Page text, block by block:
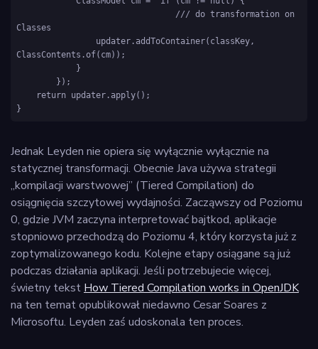
Classes
ClassContents.of(cm));
Jednak Leyden nie opiera się wyłącznie wyłącznie na
statycznej transformacji. Obecnie Java używa strategii
„kompilacji warstwowej” (Tiered Compilation) do
osiągnięcia szczytowej wydajności. Zacząwszy od Poziomu
0, gdzie JVM zaczyna interpretować bajtkod, aplikacje
stopniowo przechodzą do Poziomu 4, który korzysta już z
zoptymalizowanego kodu. Kolejne etapy osiągane są już
podczas działania aplikacji. Jeśli potrzebujecie więcej,
świetny tekst How Tiered Compilation works in OpenJDK
na ten temat opublikował niedawno Cesar Soares z
Microsoftu. Leyden zaś udoskonala ten proces.